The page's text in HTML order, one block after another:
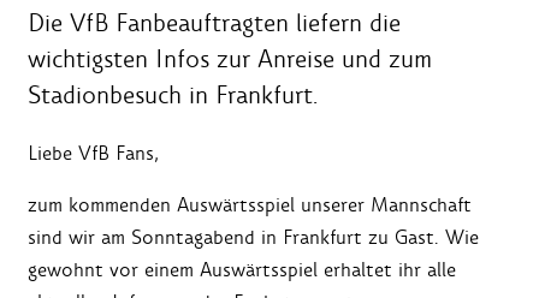
Die VfB Fanbeauftragten liefern die
wichtigsten Infos zur Anreise und zum
Stadionbesuch in Frankfurt.
Liebe VfB Fans,
zum kommenden Auswärtsspiel unserer Mannschaft
sind wir am Sonntagabend in Frankfurt zu Gast. Wie
gewohnt vor einem Auswärtsspiel erhaltet ihr alle